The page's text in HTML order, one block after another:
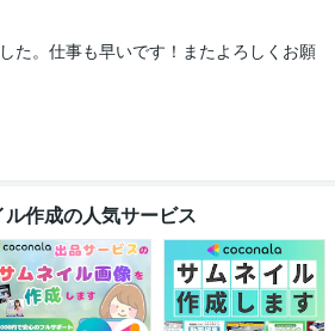
た。仕事も早いです！またよろしくお願
作成の人気サービス